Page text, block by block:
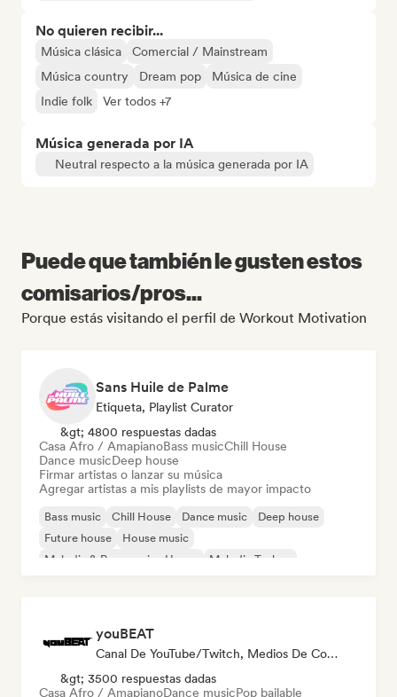
No quieren recibir...
Música clásica
Comercial / Mainstream
Música country
Dream pop
Música de cine
Indie folk
Ver todos +7
Música generada por IA
Neutral respecto a la música generada por IA
Puede que también le gusten estos
comisarios/pros...
Porque estás visitando el perfil de Workout Motivation
Sans Huile de Palme
Etiqueta, Playlist Curator
&gt; 4800 respuestas dadas
Casa Afro / AmapianoBass musicChill House
Dance musicDeep house
Firmar artistas o lanzar su música
Agregar artistas a mis playlists de mayor impacto
Bass music Chill House Dance music
Deep house
Future house
House music
Melodic & Progressive House
Melodic Techno
youBEAT
Canal De YouTube/Twitch, Medios De Comunicación/Periodista
&gt; 3500 respuestas dadas
Casa Afro / AmapianoDance musicPop bailable